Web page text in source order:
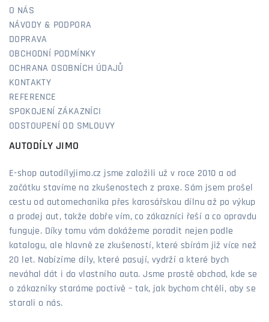
O NÁS
NÁVODY & PODPORA
DOPRAVA
OBCHODNÍ PODMÍNKY
OCHRANA OSOBNÍCH ÚDAJŮ
KONTAKTY
REFERENCE
SPOKOJENÍ ZÁKAZNÍCI
ODSTOUPENÍ OD SMLOUVY
AUTODÍLY JIMO
E-shop autodílyjimo.cz jsme založili už v roce 2010 a od
začátku stavíme na zkušenostech z praxe. Sám jsem prošel
cestu od automechanika přes karosářskou dílnu až po výkup
a prodej aut, takže dobře vím, co zákazníci řeší a co opravdu
funguje. Díky tomu vám dokážeme poradit nejen podle
katalogu, ale hlavně ze zkušeností, které sbírám již více než
20 let. Nabízíme díly, které pasují, vydrží a které bych
neváhal dát i do vlastního auta. Jsme prostě obchod, kde se
o zákazníky staráme poctivě – tak, jak bychom chtěli, aby se
starali o nás.